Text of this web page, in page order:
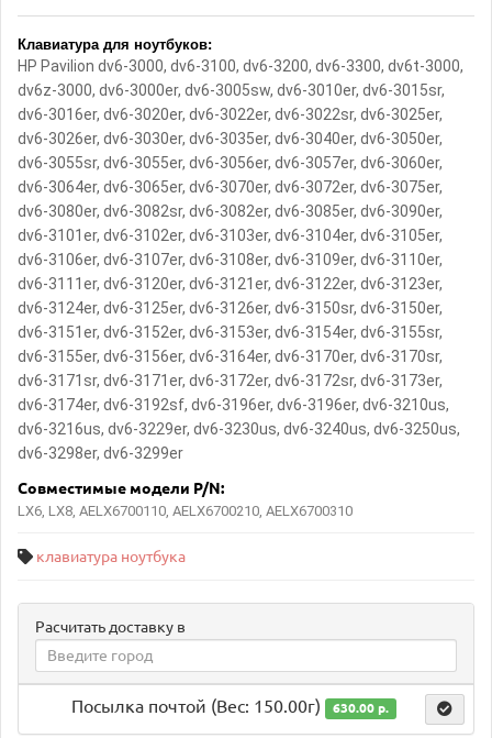
Клавиатура для ноутбуков:
HP Pavilion dv6-3000, dv6-3100, dv6-3200, dv6-3300, dv6t-3000,
dv6z-3000, dv6-3000er, dv6-3005sw, dv6-3010er, dv6-3015sr,
dv6-3016er, dv6-3020er, dv6-3022er, dv6-3022sr, dv6-3025er,
dv6-3026er, dv6-3030er, dv6-3035er, dv6-3040er, dv6-3050er,
dv6-3055sr, dv6-3055er, dv6-3056er, dv6-3057er, dv6-3060er,
dv6-3064er, dv6-3065er, dv6-3070er, dv6-3072er, dv6-3075er,
dv6-3080er, dv6-3082sr, dv6-3082er, dv6-3085er, dv6-3090er,
dv6-3101er, dv6-3102er, dv6-3103er, dv6-3104er, dv6-3105er,
dv6-3106er, dv6-3107er, dv6-3108er, dv6-3109er, dv6-3110er,
dv6-3111er, dv6-3120er, dv6-3121er, dv6-3122er, dv6-3123er,
dv6-3124er, dv6-3125er, dv6-3126er, dv6-3150sr, dv6-3150er,
dv6-3151er, dv6-3152er, dv6-3153er, dv6-3154er, dv6-3155sr,
dv6-3155er, dv6-3156er, dv6-3164er, dv6-3170er, dv6-3170sr,
dv6-3171sr, dv6-3171er, dv6-3172er, dv6-3172sr, dv6-3173er,
dv6-3174er, dv6-3192sf, dv6-3196er, dv6-3196er, dv6-3210us,
dv6-3216us, dv6-3229er, dv6-3230us, dv6-3240us, dv6-3250us,
dv6-3298er, dv6-3299er
Совместимые модели P/N:
LX6, LX8, AELX6700110, AELX6700210, AELX6700310
клавиатура ноутбука
Расчитать доставку в
Посылка почтой (Вес: 150.00г) 630.00 р.